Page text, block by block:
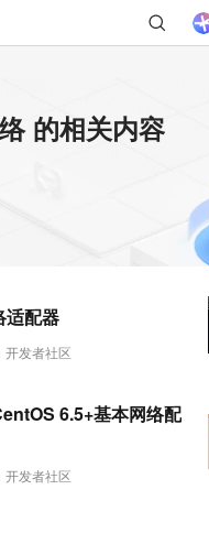
的相关内容
开发者社区
适配器
开发者社区
6.5+基本网络配